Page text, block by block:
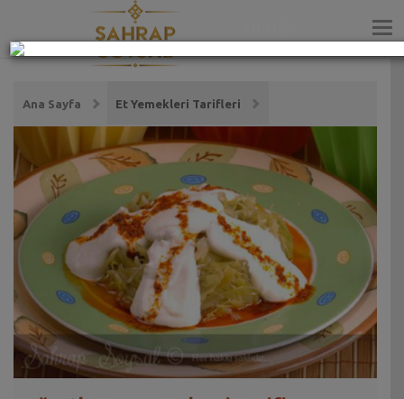
Ana Sayfa Et Yemekleri Tarifleri